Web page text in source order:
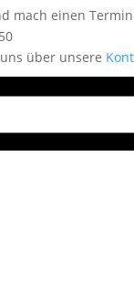
mach einen
über unsere